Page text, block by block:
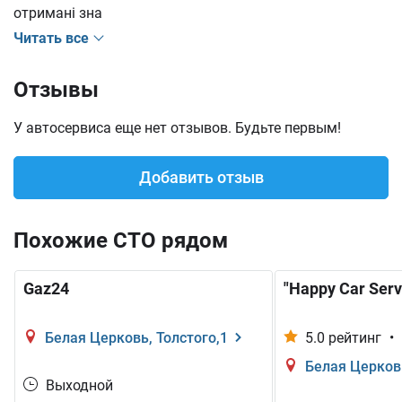
отримані зна
Читать все
Отзывы
У автосервиса еще нет отзывов. Будьте первым!
Добавить отзыв
Похожие СТО рядом
Gaz24
Белая Церковь, Толстого,1
Выходной
"Happy Car
5.0 рейтинг •
Белая